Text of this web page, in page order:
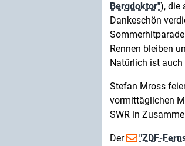
Bergdoktor"), die
Dankeschön
Rennen bleiben
Natürlich ist
Stefan Mross
vormittäglichen
SWR in
Der "ZDF-